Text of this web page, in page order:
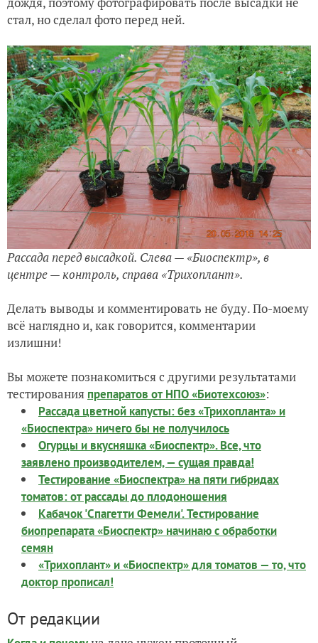
стал, но сделал фото перед ней.
Рассада перед высадкой. Слева — «Биоспектр», в
центре — контроль, справа «Трихоплант».
Делать выводы и комментировать не буду. По-моему
всё наглядно и, как говорится, комментарии
излишни!
Вы можете познакомиться с другими результатами
тестирования препаратов от НПО «Биотехсоюз»:
Рассада цветной капусты: без «Трихопланта» и
«Биоспектра» ничего бы не получилось
Огурцы и вкусняшка «Биоспектр». Все, что
заявлено производителем, — сущая правда!
Тестирование «Биоспектра» на пяти гибридах
томатов: от рассады до плодоношения
Кабачок 'Спагетти Фемели'. Тестирование
биопрепарата «Биоспектр» начинаю с обработки
семян
«Трихоплант» и «Биоспектр» для томатов — то, что
доктор прописал!
От редакции